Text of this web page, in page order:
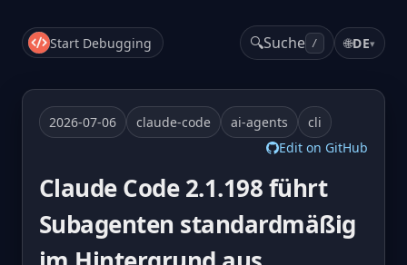
Start Debugging 🔍Suche / 🌐DE▾
2026-07-06 claude-code ai-agents
cli
Edit on GitHub
Claude Code 2.1.198 führt
Subagenten standardmäßig